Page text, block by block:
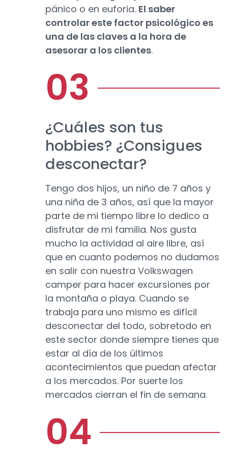
pánico o en euforia. El saber
controlar este factor psicológico es
una de las claves a la hora de
asesorar a los clientes.
¿Cuáles son tus
hobbies? ¿Consigues
desconectar?
Tengo dos hijos, un niño de 7 años y
una niña de 3 años, así que la mayor
parte de mi tiempo libre lo dedico a
disfrutar de mi familia. Nos gusta
mucho la actividad al aire libre, así
que en cuanto podemos no dudamos
en salir con nuestra Volkswagen
camper para hacer excursiones por
la montaña o playa. Cuando se
trabaja para uno mismo es difícil
desconectar del todo, sobretodo en
este sector donde siempre tienes que
estar al día de los últimos
acontecimientos que puedan afectar
a los mercados. Por suerte los
mercados cierran el fin de semana.